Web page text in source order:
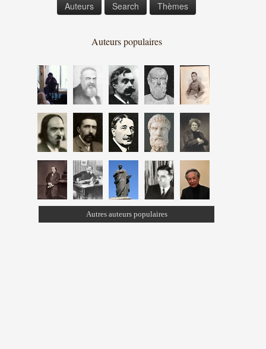
Auteurs Search Thèmes
Auteurs populaires
Autres auteurs populaires